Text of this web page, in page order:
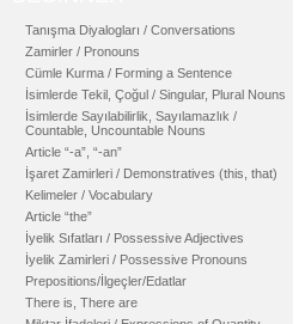
Tanışma Diyalogları / Conversations
Zamirler / Pronouns
Cümle Kurma / Forming a Sentence
İsimlerde Tekil, Çoğul / Singular, Plural Nouns
İsimlerde Sayılabilirlik, Sayılamazlık /
Countable, Uncountable Nouns
Article “-a”, “-an”
İşaret Zamirleri / Demonstratives (this, that)
Kelimeler / Vocabulary
Article “the”
İyelik Sıfatları / Possessive Adjectives
İyelik Zamirleri / Possessive Pronouns
Prepositions/İlgeçler/Edatlar
There is, There are